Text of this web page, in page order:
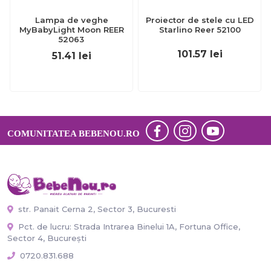
Lampa de veghe
MyBabyLight Moon REER
52063
51.41 lei
Proiector de stele cu LED
Starlino Reer 52100
101.57 lei
COMUNITATEA BEBENOU.RO
str. Panait Cerna 2, Sector 3, Bucuresti
Pct. de lucru: Strada Intrarea Binelui 1A, Fortuna Office,
Sector 4, București
0720.831.688